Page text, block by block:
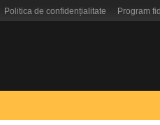
Politica de confidențialitate Program